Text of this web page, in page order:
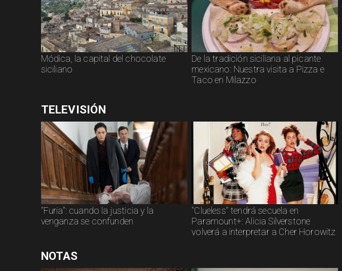
Módica, la capital del chocolate
siciliano
De la tradición siciliana al picante
mexicano: Nuestra visita a Pizza e
Taco en Milazzo
TELEVISIÓN
"Furia": cuando la justicia y la
venganza se confunden
"Clueless" tendrá secuela en
Paramount+: Alicia Silverstone
volverá a interpretar a Cher Horowitz
NOTAS